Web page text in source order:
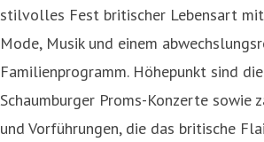
stilvolles Fest britischer Lebensart
Mode, Musik und einem
Familienprogramm. Höhepunkt sind
Schaumburger Proms-Konzerte sowie
und Vorführungen, die das britische